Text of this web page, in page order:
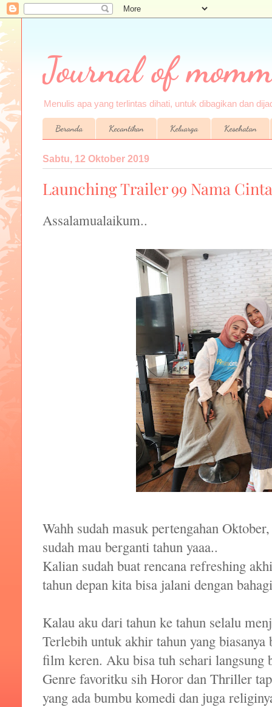
Journal of
Menulis apa yang terlintas dihati, untuk dibagikan dan
Beranda Kecantikan Keluarga Kesehatan
Sabtu, 12 Oktober 2019
Launching Trailer 99 Nama Cinta
Assalamualaikum..
Wahh sudah masuk pertengahan
sudah mau berganti tahun yaaa..
Kalian sudah buat rencana refreshing
tahun depan kita bisa jalani dengan
Kalau aku dari tahun ke tahun selalu
Terlebih untuk akhir tahun yang
film keren. Aku bisa tuh sehari
Genre favoritku sih Horor dan Thriller
yang ada bumbu komedi dan juga